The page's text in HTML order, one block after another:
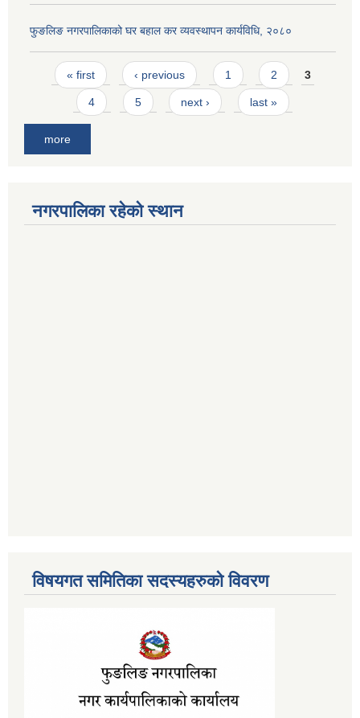
फुङलिङ नगरपालिकाको घर बहाल कर व्यवस्थापन कार्यविधि, २०८०
Pages
« first ‹ previous 1 2 3
4 5 next › last »
more
नगरपालिका रहेको स्थान
विषयगत समितिका सदस्यहरुको विवरण